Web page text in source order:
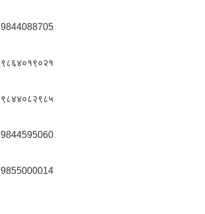
9844088705
९८६४०१९०२१
९८४४०८२९८५
9844595060
9855000014